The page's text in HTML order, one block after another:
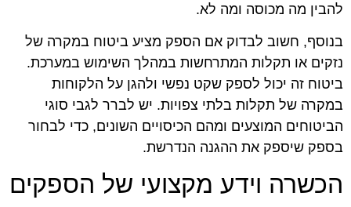
להבין מה מכוסה ומה לא.
בנוסף, חשוב לבדוק אם הספק מציע ביטוח במקרה של
נזקים או תקלות המתרחשות במהלך השימוש במערכת.
ביטוח זה יכול לספק שקט נפשי ולהגן על הלקוחות
במקרה של תקלות בלתי צפויות. יש לברר לגבי סוגי
הביטוחים המוצעים ומהם הכיסויים השונים, כדי לבחור
בספק שיספק את ההגנה הנדרשת.
הכשרה וידע מקצועי של הספקים